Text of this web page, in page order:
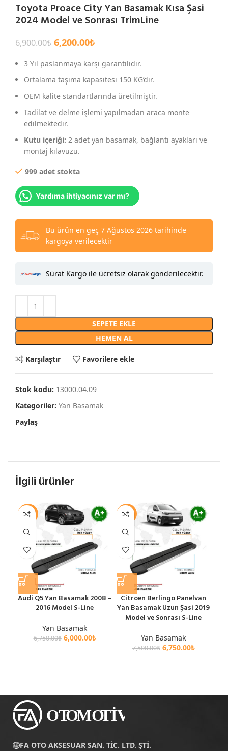
Toyota Proace City Yan Basamak Kısa Şasi
2024 Model ve Sonrası TrimLine
6,900.00₺ 6,200.00₺
3 Yıl paslanmaya karşı garantilidir.
Ortalama taşıma kapasitesi 150 KG’dır.
OEM kalite standartlarında üretilmiştir.
Tadilat ve delme işlemi yapılmadan araca monte
edilmektedir.
Kutu içeriği: 2 adet yan basamak, bağlantı ayakları ve
montaj kılavuzu.
999 adet stokta
Yardıma ihtiyacınız var mı?
Bu ürün en geç 7 Ağustos 2026 tarihinde
kargoya verilecektir
Sürat Kargo ile ücretsiz olarak gönderilecektir.
SEPETE EKLE
HEMEN AL
Karşılaştır Favorilere ekle
Stok kodu: 13000.04.09
Kategoriler: Yan Basamak
Paylaş
İlgili ürünler
-11%
Audi Q5 Yan Basamak 2008 –
2016 Model S-Line
Yan Basamak
6,750.00₺ 6,000.00₺
-10%
Citroen Berlingo Panelvan
Yan Basamak Uzun Şasi 2019
Model ve Sonrası S-Line
Yan Basamak
7,500.00₺ 6,750.00₺
FA OTO AKSESUAR SAN. TİC. LTD. ŞTİ.